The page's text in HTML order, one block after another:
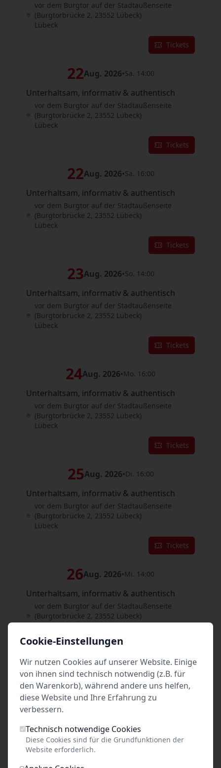
vor dem Burgtor auf der Stadtaußenseite
(Burgtorbrücke 2, 23552 Lübeck)
Lübeck
Tickets
22Aug. 2026•Sa. 14:00
Unterhaltsam, informativ & authentisch
vor dem Burgtor auf der Stadtaußenseite
(Burgtorbrücke 2, 23552 Lübeck)
Lübeck
Tickets
22Aug. 2026•Sa. 16:00
Unterhaltsam, informativ & authentisch
vor dem Burgtor auf der Stadtaußenseite
(Burgtorbrücke 2, 23552 Lübeck)
Lübeck
Tickets
23Aug. 2026•So. 14:00
Unterhaltsam, informativ & authentisch
vor dem Burgtor auf der Stadtaußenseite
(Burgtorbrücke 2, 23552 Lübeck)
Lübeck
Tickets
24Aug. 2026•Mo. 16:00
Unterhaltsam, informativ & authentisch
vor dem Burgtor auf der Stadtaußenseite
(Burgtorbrücke 2, 23552 Lübeck)
Lübeck
Tickets
25Aug. 2026•Di. 16:00
Unterhaltsam, informativ & authentisch
vor dem Burgtor auf der Stadtaußenseite
(Burgtorbrücke 2, 23552 Lübeck)
Lübeck
Tickets
26Aug. 2026•Mi. 14:00
Unterhaltsam, informativ & authentisch
vor dem Burgtor auf der Stadtaußenseite
(Burgtorbrücke 2, 23552 Lübeck)
Lübeck
27Aug. 2026•Do. 16:00
Unterhaltsam, informativ & authentisch
vor dem Burgtor auf der Stadtaußenseite
Lübeck
Tickets
Cookie-Einstellungen
Wir nutzen Cookies auf unserer Website. Einige
von ihnen sind technisch notwendig (z.B. für
den Warenkorb), während andere uns helfen,
diese Website und Ihre Erfahrung zu
verbessern.
Technisch notwendige Cookies
Diese Cookies sind für die Grundfunktionen der
Website erforderlich.